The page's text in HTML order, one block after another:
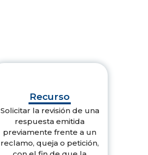
Recurso
Solicitar la revisión de una
respuesta emitida
previamente frente a un
reclamo, queja o petición,